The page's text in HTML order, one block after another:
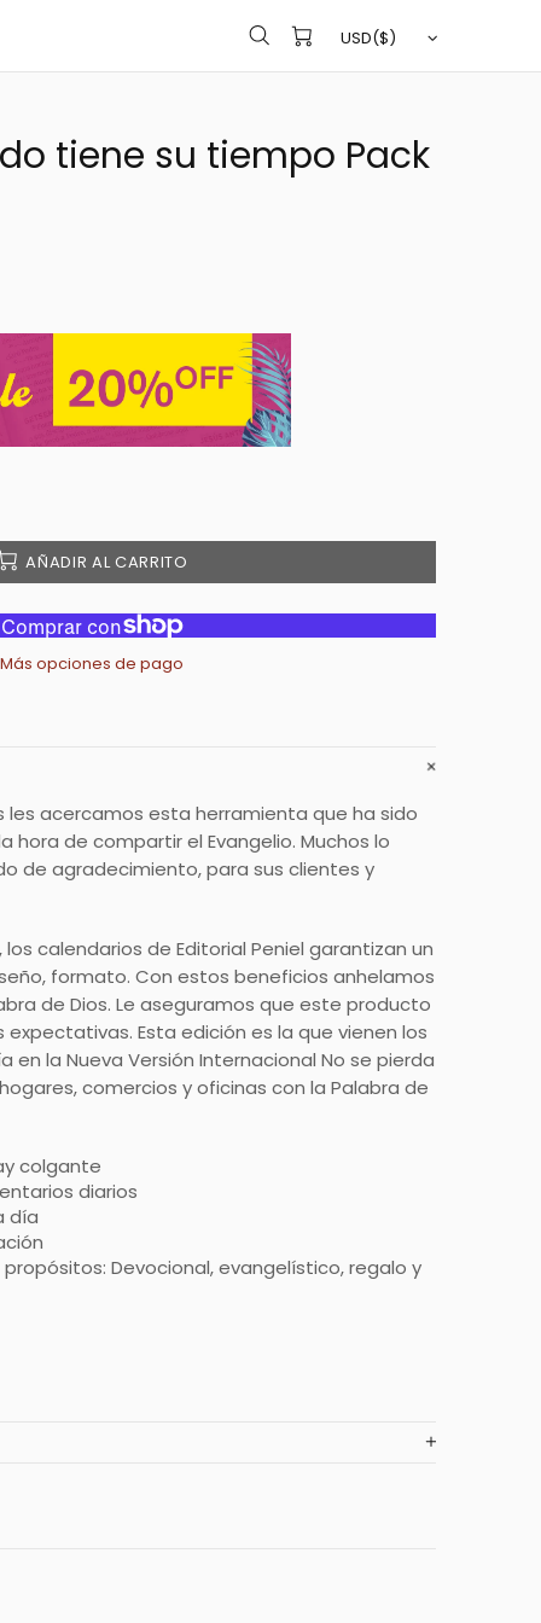
tiene su tiempo Pack
AÑADIR AL CARRITO
Más opciones de pago
les acercamos esta herramienta que ha sido
hora de compartir el Evangelio. Muchos lo
de agradecimiento, para sus clientes y
calendarios de Editorial Peniel garantizan un
formato. Con estos beneficios anhelamos
de Dios. Le aseguramos que este producto
Esta edición es la que vienen los
en la Nueva Versión Internacional No se pierda
comercios y oficinas con la Palabra de
colgante
diarios
día
Devocional, evangelístico, regalo y